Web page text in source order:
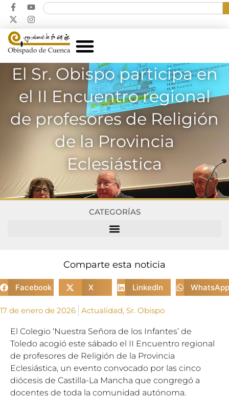
El Sr. Obispo participa en
el II Encuentro regional
de profesores de Religión
de la Provincia
Eclesiástica
CATEGORÍAS
Comparte esta noticia
Facebook X LinkedIn WhatsApp
17 de enero de 2026 Actualidad, Sr. Obispo
El Colegio ‘Nuestra Señora de los Infantes’ de
Toledo acogió este sábado el II Encuentro regional
de profesores de Religión de la Provincia
Eclesiástica, un evento convocado por las cinco
diócesis de Castilla-La Mancha que congregó a
docentes de toda la comunidad autónoma.